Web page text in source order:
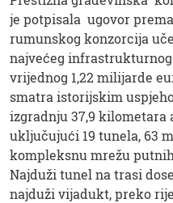
je potpisala ugovor
rumunskog konzorcija
najvećeg
vrijednog 1,22 milijarde
smatra istorijskim
izgradnju 37,9 kilometara
uključujući 19 tunela, 63
kompleksnu mrežu
Najduži tunel na trasi
najduži vijadukt, preko